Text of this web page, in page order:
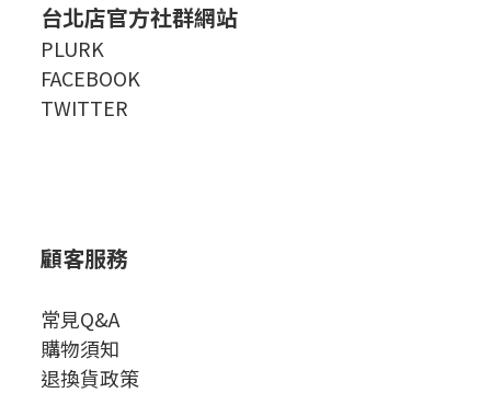
台北店官方社群網站
PLURK
FACEBOOK
TWITTER
顧客服務
常見Q&A
購物須知
退換貨政策